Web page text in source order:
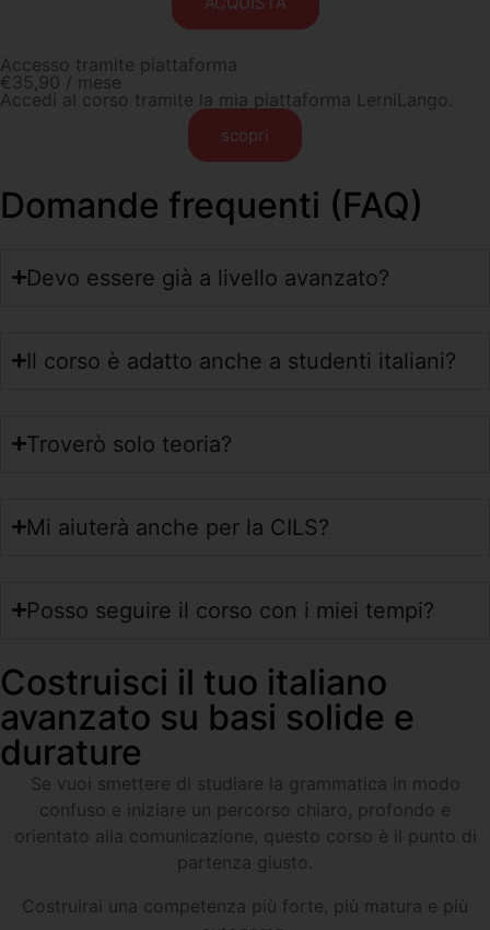
Accesso tramite piattaforma
€ 35, 90 / mese
Accedi al corso tramite la mia piattaforma LerniLango.
scopri
Domande frequenti (FAQ)
Devo essere già a livello avanzato?
Il corso è adatto anche a studenti italiani?
Troverò solo teoria?
Mi aiuterà anche per la CILS?
Posso seguire il corso con i miei tempi?
Costruisci il tuo italiano
avanzato su basi solide e
durature
Se vuoi smettere di studiare la grammatica in modo
confuso e iniziare un percorso chiaro, profondo e
orientato alla comunicazione, questo corso è il punto di
partenza giusto.
Costruirai una competenza più forte, più matura e più